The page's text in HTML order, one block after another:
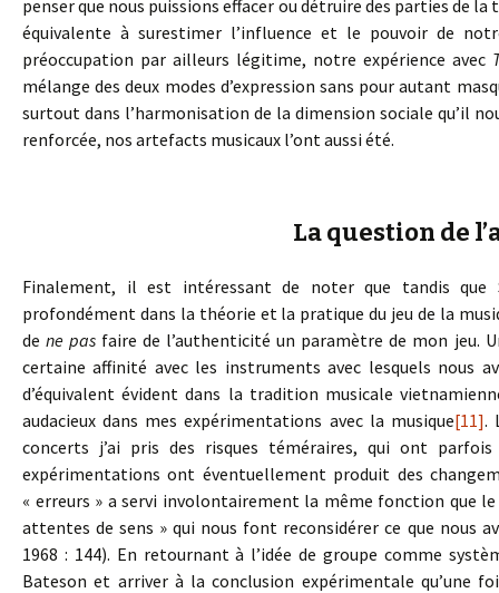
penser que nous puissions effacer ou détruire des parties de
équivalente à surestimer l’influence et le pouvoir de
préoccupation par ailleurs légitime, notre expérience avec
mélange des deux modes d’expression sans pour autant
surtout dans l’harmonisation de la dimension sociale qu’il
renforcée, nos artefacts musicaux l’ont aussi été.
La question de
Finalement, il est intéressant de noter que tandis que
profondément dans la théorie et la pratique du jeu de la
dene pas faire de l’authenticité un paramètre de mon jeu.
certaine affinité avec les instruments avec lesquels nous
d’équivalent évident dans la tradition musicale
audacieux dans mes expérimentations avec la musique[11].
concerts j’ai pris des risques téméraires, qui ont
expérimentations ont éventuellement produit des
« erreurs » a servi involontairement la même fonction que
attentes de sens » qui nous font reconsidérer ce que nous
1968 : 144). En retournant à l’idée de groupe comme
Bateson et arriver à la conclusion expérimentale qu’une